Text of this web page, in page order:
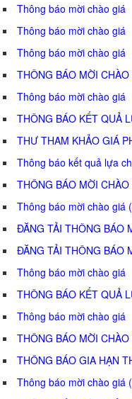
Thông báo mời chào giá
Thông báo mời chào giá
Thông báo mời chào giá
THÔNG BÁO MỜI CHÀO
Thông báo mời chào giá
THÔNG BÁO KẾT QUẢ
THƯ THAM KHẢO GIÁ
Thông báo kết quả lựa
THÔNG BÁO MỜI CHÀO
Thông báo mời chào giá
ĐĂNG TẢI THÔNG BÁO
ĐĂNG TẢI THÔNG BÁO
Thông báo mời chào giá
THÔNG BÁO KẾT QUẢ
Thông báo mời chào giá
THÔNG BÁO MỜI CHÀO
THÔNG BÁO GIA HẠN
Thông báo mời chào giá